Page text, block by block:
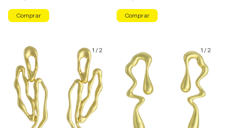
1 /2 1 /2